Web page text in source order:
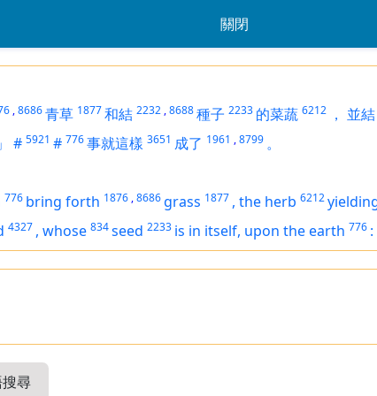
關閉
,8686青草 1877和結 2232 ,8688種子 2233 的菜蔬 6212 ， 並結
」 # 5921 # 776事就這樣 3651 成了 1961 ,8799 。
776 bring forth 1876 ,8686 grass 1877 , the herb 6212
4327 , whose 834seed 2233 is in itself, upon the earth 776 :
尋